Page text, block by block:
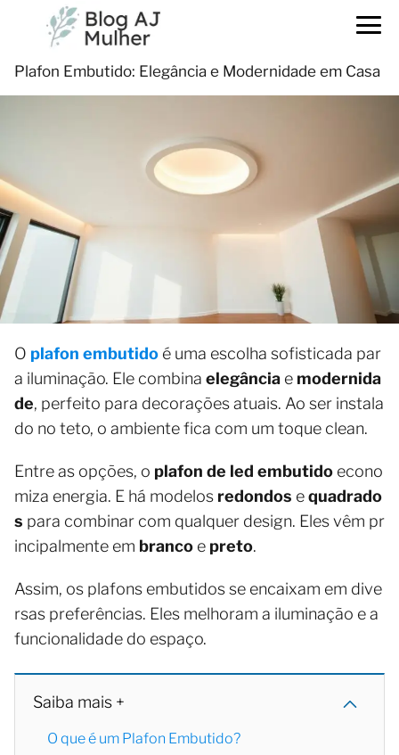
Plafon Embutido: Elegância e Modernidade em Casa
O plafon embutido é uma escolha sofisticada par
a iluminação. Ele combina elegância e modernida
de, perfeito para decorações atuais. Ao ser instala
do no teto, o ambiente fica com um toque clean.
Entre as opções, o plafon de led embutido econo
miza energia. E há modelos redondos equadrado
s para combinar com qualquer design. Eles vêm pr
incipalmente em branco e preto.
Assim, os plafons embutidos se encaixam em dive
rsas preferências. Eles melhoram a iluminação e a
funcionalidade do espaço.
Saiba mais +
O que é um Plafon Embutido?